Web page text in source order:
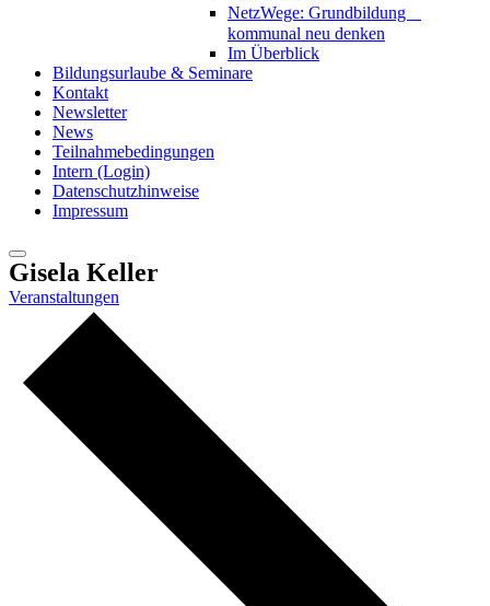
NetzWege: Grundbildung
kommunal neu denken
Im Überblick
Bildungsurlaube & Seminare
Kontakt
Newsletter
News
Teilnahmebedingungen
Intern (Login)
Datenschutzhinweise
Impressum
Gisela Keller
Veranstaltungen